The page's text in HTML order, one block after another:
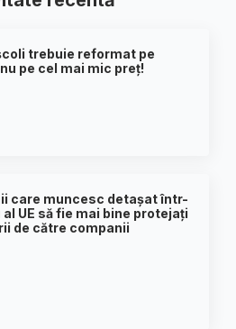
trebuie reformat pe
pe cel mai mic preț!
care muncesc detașat într-
UE să fie mai bine protejați
de către companii